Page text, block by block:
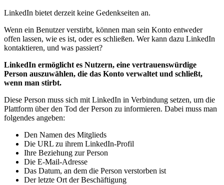
LinkedIn bietet derzeit keine Gedenkseiten an.
Wenn ein Benutzer verstirbt, können man sein Konto entweder
offen lassen, wie es ist, oder es schließen. Wer kann dazu LinkedIn
kontaktieren, und was passiert?
LinkedIn ermöglicht es Nutzern, eine vertrauenswürdige
Person auszuwählen, die das Konto verwaltet und schließt,
wenn man stirbt.
Diese Person muss sich mit LinkedIn in Verbindung setzen, um die
Plattform über den Tod der Person zu informieren. Dabei muss man
folgendes angeben:
Den Namen des Mitglieds
Die URL zu ihrem LinkedIn-Profil
Ihre Beziehung zur Person
Die E-Mail-Adresse
Das Datum, an dem die Person verstorben ist
Der letzte Ort der Beschäftigung